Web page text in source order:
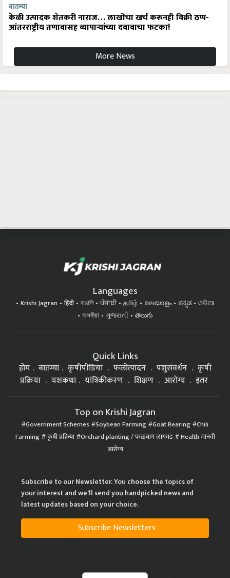
बातम्या
केळी उत्पादक शेतकरी नाराज… लाखोंचा खर्च करूनही विक्री ठप्प-
आंतरराष्ट्रीय तणावासह व्यापाऱ्यांच्या दबावाचा फटका!
More News
Languages
Krishi Jagran हिंदी বাঙালি ਪੰਜਾਬੀ தமிழ் മലയാളം ಕನ್ನಡ
ଓଡିଆ
অসমীয়া
ગુજરાતી తెలుగు
Quick Links
होम बातम्या कृषीपीडिया फलोत्पादन पशुसंवर्धन
कृषी
प्रक्रिया
यशकथा यांत्रिकीकरण शिक्षण आरोग्य इतर
Top on Krishi Jagran
Government Schemes Soybean Farming Goat Rearing Chili
Farming कृषी प्रक्रिया Orchard planting / फळबाग लागवड Health मानवी
आरोग्य
Subscribe to our Newsletter. You choose the topics of
your interest and we'll send you handpicked news and
latest updates based on your choice.
Subscribe Newsletters